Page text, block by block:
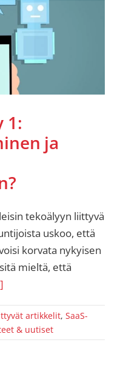
1:
ja
tekoälyyn liittyvä
uskoo, että
korvata nykyisen
mieltä, että
artikkelit, SaaS-
& uutiset